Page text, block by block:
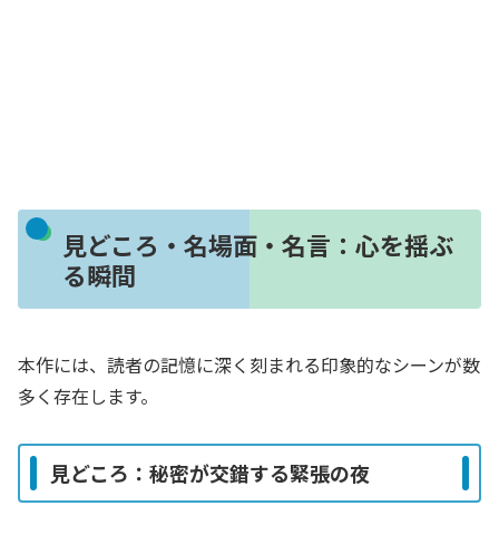
見どころ・名場面・名言：心を揺ぶ
る瞬間
本作には、読者の記憶に深く刻まれる印象的なシーンが数
多く存在します。
見どころ：秘密が交錯する緊張の夜